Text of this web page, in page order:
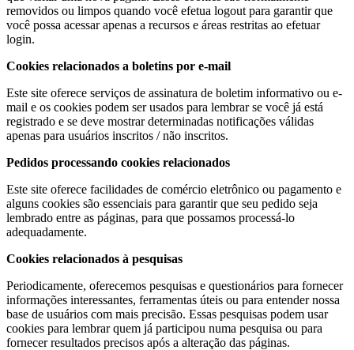
removidos ou limpos quando você efetua logout para garantir que
você possa acessar apenas a recursos e áreas restritas ao efetuar
login.
Cookies relacionados a boletins por e-mail
Este site oferece serviços de assinatura de boletim informativo ou e-
mail e os cookies podem ser usados ​​para lembrar se você já está
registrado e se deve mostrar determinadas notificações válidas
apenas para usuários inscritos / não inscritos.
Pedidos processando cookies relacionados
Este site oferece facilidades de comércio eletrônico ou pagamento e
alguns cookies são essenciais para garantir que seu pedido seja
lembrado entre as páginas, para que possamos processá-lo
adequadamente.
Cookies relacionados à pesquisas
Periodicamente, oferecemos pesquisas e questionários para fornecer
informações interessantes, ferramentas úteis ou para entender nossa
base de usuários com mais precisão. Essas pesquisas podem usar
cookies para lembrar quem já participou numa pesquisa ou para
fornecer resultados precisos após a alteração das páginas.